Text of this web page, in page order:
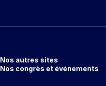
Nos autres sites
Nos congrès et événements